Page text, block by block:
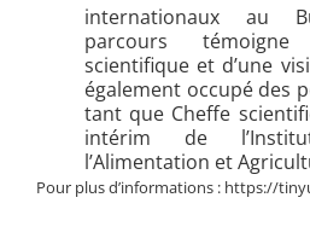
internationaux au
parcours témoigne
scientifique et d’une
également occupé des
tant que Cheffe
intérim de
l’Alimentation et
Pour plus d’informations : https://